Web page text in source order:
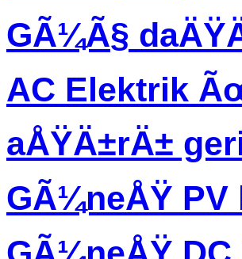
GÃ¼Ã§
AC Elektrik
aÅŸÄ±rÄ±
GÃ¼neÅŸ PV